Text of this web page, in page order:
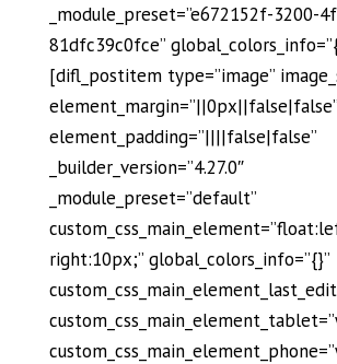
_module_preset=”e672152f-3200-
81dfc39c0fce”
[difl_postitem type=”image”
element_margin=”||0px||false|false”
element_padding=”||||false|false”
_builder_version=”4.27.0″
_module_preset=”default”
right:10px;” global_colors_info=”{}”